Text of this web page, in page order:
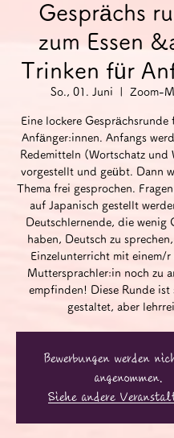
Gesprächs
zum Essen
Trinken für
So., 01. Juni Zoom-
Eine lockere Gesprächsrunde
Anfänger:innen. Anfangs
Redemitteln (Wortschatz und
vorgestellt und geübt. Dann
Thema frei gesprochen.
auf Japanisch gestellt
Deutschlernende, die wenig
haben, Deutsch zu
Einzelunterricht mit einem/r
Muttersprachler:in noch zu
empfinden! Diese Runde ist
gestaltet, aber
Bewerbungen werden
angenommen.
Siehe andere